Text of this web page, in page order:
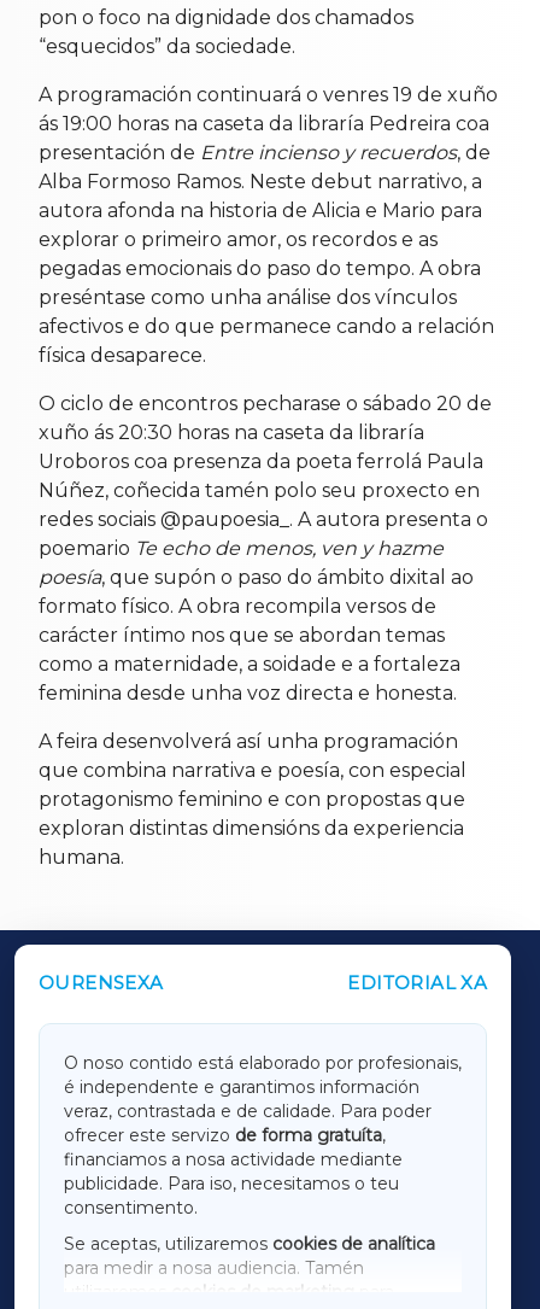
pon o foco na dignidade dos chamados
“esquecidos” da sociedade.
A programación continuará o venres 19 de xuño
ás 19:00 horas na caseta da libraría Pedreira coa
presentación de Entre incienso y recuerdos, de
Alba Formoso Ramos. Neste debut narrativo, a
autora afonda na historia de Alicia e Mario para
explorar o primeiro amor, os recordos e as
pegadas emocionais do paso do tempo. A obra
preséntase como unha análise dos vínculos
afectivos e do que permanece cando a relación
física desaparece.
O ciclo de encontros pecharase o sábado 20 de
xuño ás 20:30 horas na caseta da libraría
Uroboros coa presenza da poeta ferrolá Paula
Núñez, coñecida tamén polo seu proxecto en
redes sociais @paupoesia_. A autora presenta o
poemario Te echo de menos, ven y hazme
poesía, que supón o paso do ámbito dixital ao
formato físico. A obra recompila versos de
carácter íntimo nos que se abordan temas
como a maternidade, a soidade e a fortaleza
feminina desde unha voz directa e honesta.
A feira desenvolverá así unha programación
que combina narrativa e poesía, con especial
protagonismo feminino e con propostas que
exploran distintas dimensións da experiencia
humana.
OURENSEXA EDITORIAL XA
O noso contido está elaborado por profesionais,
é independente e garantimos información
veraz, contrastada e de calidade. Para poder
ofrecer este servizo de forma gratuíta,
financiamos a nosa actividade mediante
publicidade. Para iso, necesitamos o teu
consentimento.
Se aceptas, utilizaremos cookies de analítica
para medir a nosa audiencia. Tamén
utilizaremos
cookies de marketing
OUTROS PERIÓDICOS
LUGOXA
TERRACHAXA
AMARIÑAXA